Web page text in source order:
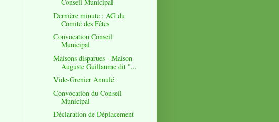
Dernière minute : AG du
Comité des Fêtes
Convocation Conseil
Municipal
Maisons disparues - Maison
Auguste Guillaume dit "...
Vide-Grenier Annulé
Convocation du Conseil
Municipal
Déclaration de Déplacement